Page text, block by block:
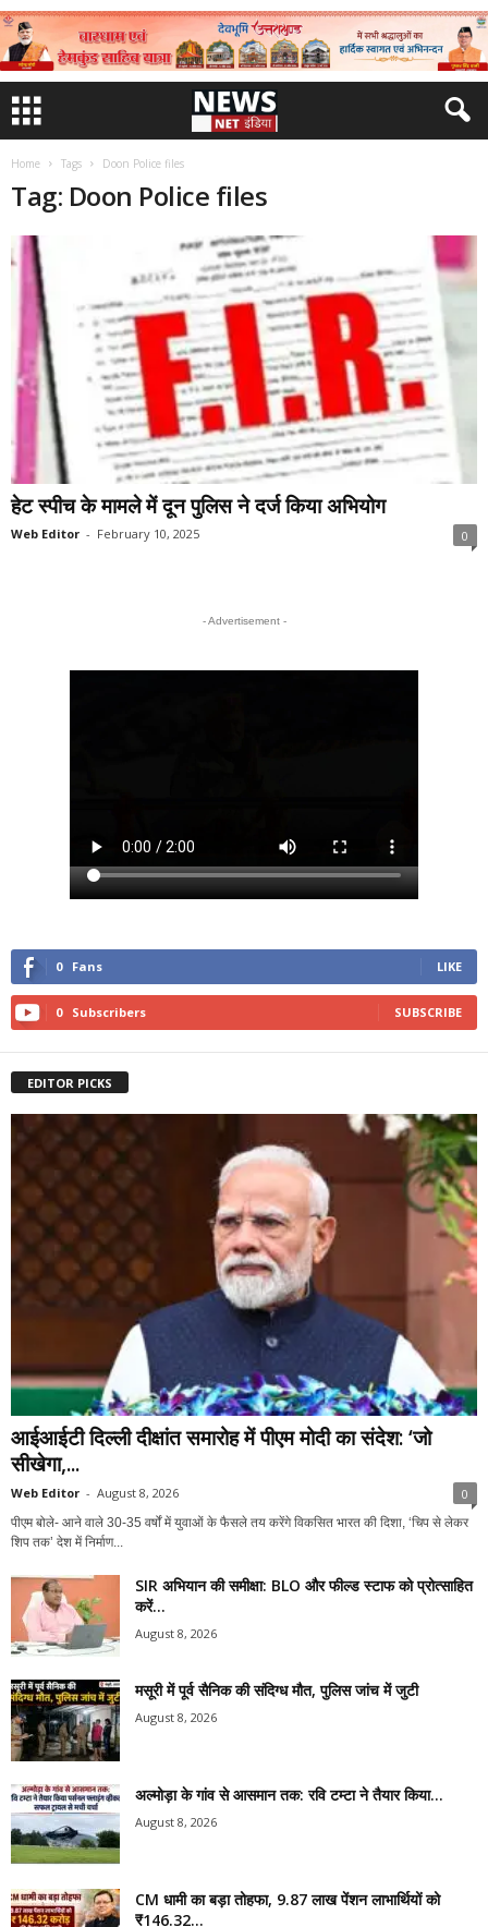
Home Tags Doon Police files
Tag: Doon Police files
हेट स्पीच के मामले में दून पुलिस ने दर्ज किया अभियोग
Web Editor - February 10, 2025 0
- Advertisement -
0 Fans LIKE
0 Subscribers SUBSCRIBE
EDITOR PICKS
आईआईटी दिल्ली दीक्षांत समारोह में पीएम मोदी का संदेश: ‘जो
सीखेगा,...
Web Editor - August 8, 2026 0
पीएम बोले- आने वाले 30-35 वर्षों में युवाओं के फैसले तय करेंगे विकसित भारत की दिशा, ‘चिप से लेकर
शिप तक’ देश में निर्माण...
SIR अभियान की समीक्षा: BLO और फील्ड स्टाफ को प्रोत्साहित
करें...
August 8, 2026
मसूरी में पूर्व सैनिक की संदिग्ध मौत, पुलिस जांच में जुटी
August 8, 2026
अल्मोड़ा के गांव से आसमान तक: रवि टम्टा ने तैयार किया...
August 8, 2026
CM धामी का बड़ा तोहफा, 9.87 लाख पेंशन लाभार्थियों को
₹146.32...